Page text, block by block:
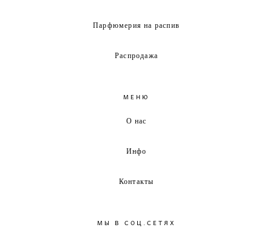
Парфюмерия на распив
Распродажа
МЕНЮ
О нас
Инфо
Контакты
МЫ В СОЦ.СЕТЯХ